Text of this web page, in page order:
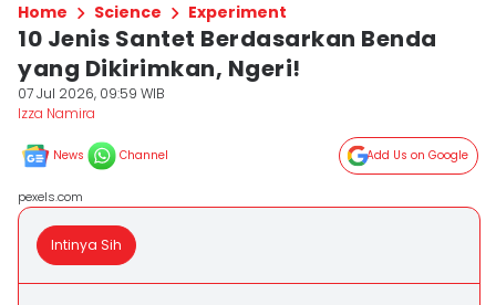
Home Science Experiment
10 Jenis Santet Berdasarkan Benda
yang Dikirimkan, Ngeri!
07 Jul 2026, 09:59 WIB
Izza Namira
News Channel Add Us on Google
pexels.com
Intinya Sih